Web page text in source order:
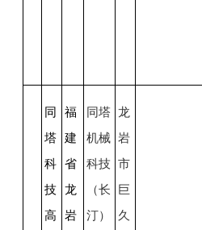
同
塔
科
技
高
福
建
省
龙
岩
同塔
机械
科技
（长
汀）
龙
岩
市
巨
久